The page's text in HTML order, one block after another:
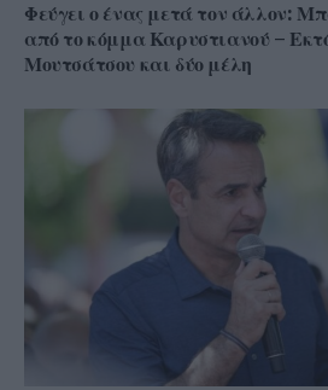
Φεύγει ο ένας μετά τον άλλον:
από το κόμμα Καρυστιανού –
Μουτσάτσου και δύο μέλη